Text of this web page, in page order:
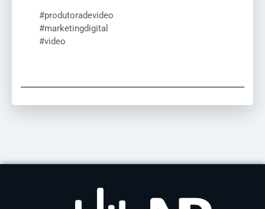
#produtoradevideo
#marketingdigital
#video